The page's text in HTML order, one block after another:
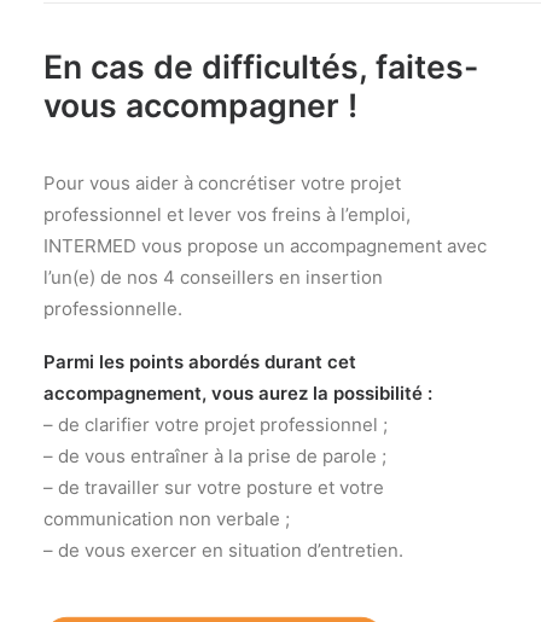
En cas de difficultés, faites-
vous accompagner !
Pour vous aider à concrétiser votre projet
professionnel et lever vos freins à l’emploi,
INTERMED vous propose un accompagnement avec
l’un(e) de nos 4 conseillers en insertion
professionnelle.
Parmi les points abordés durant cet
accompagnement, vous aurez la possibilité :
– de clarifier votre projet professionnel ;
– de vous entraîner à la prise de parole ;
– de travailler sur votre posture et votre
communication non verbale ;
– de vous exercer en situation d’entretien.